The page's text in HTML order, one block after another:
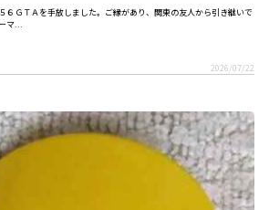
６ＧＴＡを手放しました。ご縁があり、関東の友人から引き継いで
マ...
2026/07/22